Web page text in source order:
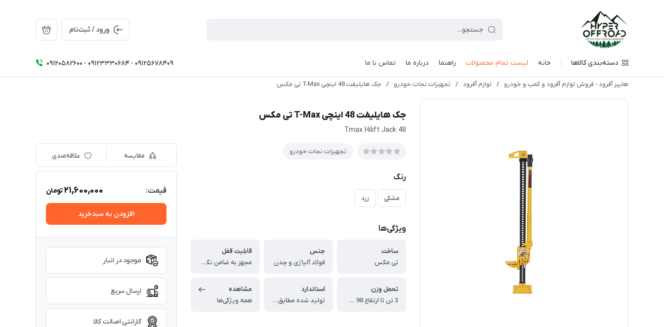
ورود / ثبت‌نام
دسته‌بندی کالاها خانه لیست تمام محصولات راهنما درباره ما تماس با ما 09120582600 - 09123330684 - 09125678409
هایپر آفرود - فروش لوازم آفرود و کمپ و خودرو / لوازم آفرود / تجهیزات نجات خودرو / جک هایلیفت 48 اینچی T-Max تی مکس
جک هایلیفت 48 اینچی T-Max تی مکس
Tmax Hilift Jack 48
تجهیزات نجات خودرو
رنگ
مشکی زرد
ویژگی‌ها
ساخت
تی مکس
جنس
فولاد آلیاژی و چدن
قابلیت قفل
مجهز به ضامن نگهدارنده دسته
تحمل وزن
3 تن تا ارتفاع 98 سانتی متر
استاندارد
تولید شده مطابق با استانداردهای ایمنی استرالیا
مشاهده
همه ویژگی‌ها
مقایسه علاقه‌مندی
قیمت: 21,600,000تومان
افزودن به سبدخرید
موجود در انبار
ارسال سریع
گارانتی اصالت کالا